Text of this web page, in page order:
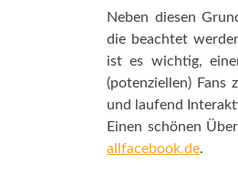
Neben diesen
die beachtet
ist es wichtig,
(potenziellen) Fans
und laufend
Einen schönen
allfacebook.de.